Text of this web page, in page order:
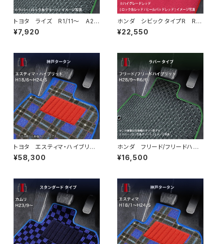
トヨタ ライズ R1/11〜 A20
0系 フロアマット一式 カーマ
ット 防水 ラバータイプ
¥7,920
ホンダ シビック タイプR R4/
9〜 FL5 ラゲッジマット付
フロアマット一式 トランクマッ
¥22,550
トヨタ エスティマ・ハイブリッ
ド H18/6〜H24/5（前期） 2
0系 フロアマット一式 カーマ
¥58,300
ホンダ フリード/フリードハイ
ブリッド H28/9〜R6/6 GB
5/6/7/8 6人/7人乗 フロア
¥16,500